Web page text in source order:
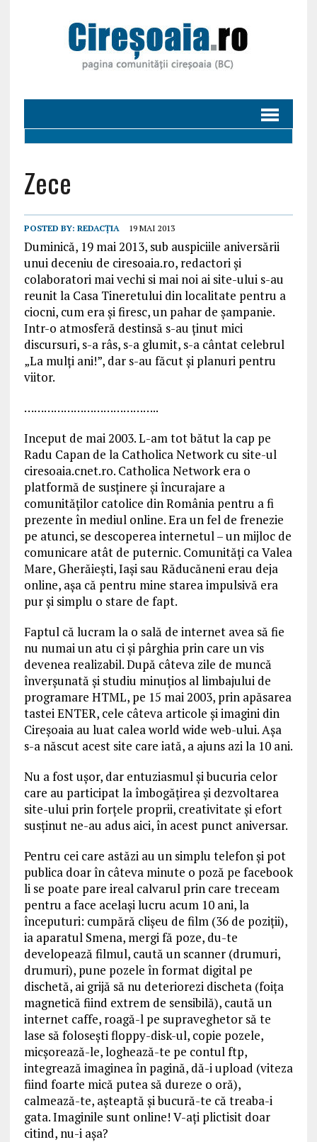
Zece
POSTED BY: REDACȚIA 19 MAI 2013
Duminică, 19 mai 2013, sub auspiciile aniversării
unui deceniu de ciresoaia.ro, redactori și
colaboratori mai vechi si mai noi ai site-ului s-au
reunit la Casa Tineretului din localitate pentru a
ciocni, cum era și firesc, un pahar de șampanie.
Intr-o atmosferă destinsă s-au ținut mici
discursuri, s-a râs, s-a glumit, s-a cântat celebrul
„La mulți ani!”, dar s-au făcut și planuri pentru
viitor.
…………………………………..
Inceput de mai 2003. L-am tot bătut la cap pe
Radu Capan de la Catholica Network cu site-ul
ciresoaia.cnet.ro. Catholica Network era o
platformă de susținere și încurajare a
comunităților catolice din România pentru a fi
prezente în mediul online. Era un fel de frenezie
pe atunci, se descoperea internetul – un mijloc de
comunicare atât de puternic. Comunități ca Valea
Mare, Gherăiești, Iași sau Răducăneni erau deja
online, așa că pentru mine starea impulsivă era
pur și simplu o stare de fapt.
Faptul că lucram la o sală de internet avea să fie
nu numai un atu ci și pârghia prin care un vis
devenea realizabil. După câteva zile de muncă
înverșunată și studiu minuțios al limbajului de
programare HTML, pe 15 mai 2003, prin apăsarea
tastei ENTER, cele câteva articole și imagini din
Cireșoaia au luat calea world wide web-ului. Așa
s-a născut acest site care iată, a ajuns azi la 10 ani.
Nu a fost ușor, dar entuziasmul și bucuria celor
care au participat la îmbogățirea și dezvoltarea
site-ului prin forțele proprii, creativitate și efort
susținut ne-au adus aici, în acest punct aniversar.
Pentru cei care astăzi au un simplu telefon și pot
publica doar în câteva minute o poză pe facebook
li se poate pare ireal calvarul prin care treceam
pentru a face același lucru acum 10 ani, la
începuturi: cumpără clișeu de film (36 de poziții),
ia aparatul Smena, mergi fă poze, du-te
developează filmul, caută un scanner (drumuri,
drumuri), pune pozele în format digital pe
dischetă, ai grijă să nu deteriorezi discheta (foița
magnetică fiind extrem de sensibilă), caută un
internet caffe, roagă-l pe supraveghetor să te
lase să folosești floppy-disk-ul, copie pozele,
micșorează-le, loghează-te pe contul ftp,
integrează imaginea în pagină, dă-i upload (viteza
fiind foarte mică putea să dureze o oră),
calmează-te, așteaptă și bucură-te că treaba-i
gata. Imaginile sunt online! V-ați plictisit doar
citind, nu-i așa?